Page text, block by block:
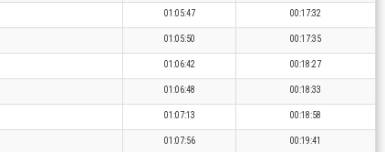
01:05:47 00:17:32
01:05:50 00:17:35
01:06:42 00:18:27
01:06:48 00:18:33
01:07:13 00:18:58
01:07:56 00:19:41